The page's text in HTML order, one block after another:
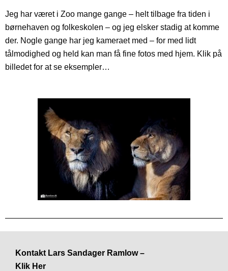
Jeg har været i Zoo mange gange – helt tilbage fra tiden i
børnehaven og folkeskolen – og jeg elsker stadig at komme
der. Nogle gange har jeg kameraet med – for med lidt
tålmodighed og held kan man få fine fotos med hjem. Klik på
billedet for at se eksempler…
Kontakt Lars Sandager Ramlow –
Klik Her